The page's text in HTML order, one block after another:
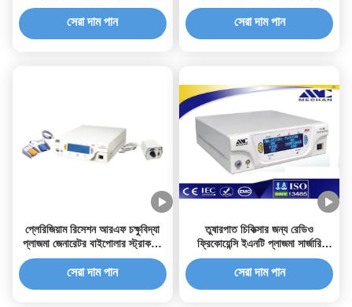
ফ্রিকোয়েন্সি প্লাজমা জেনারেটর কনসোল
সেরা দাম পান
ন্যূনতম আক্রমণাত্মক সার্জারি
সেরা দাম পান
প্লেরিজিয়াম রিসেশন আরএফ চক্ষুবিদ্যা
প্লাজমা জেনারেটর বাইপোলার স্ট্রাকচার
ডিজাইন
সেরা দাম পান
তুষারপাত চিকিত্সার জন্য রেডিও
ফ্রিকোয়েন্সি ইএনটি প্লাজমা সার্জারি
সিস্টেম দক্ষ
সেরা দাম পান